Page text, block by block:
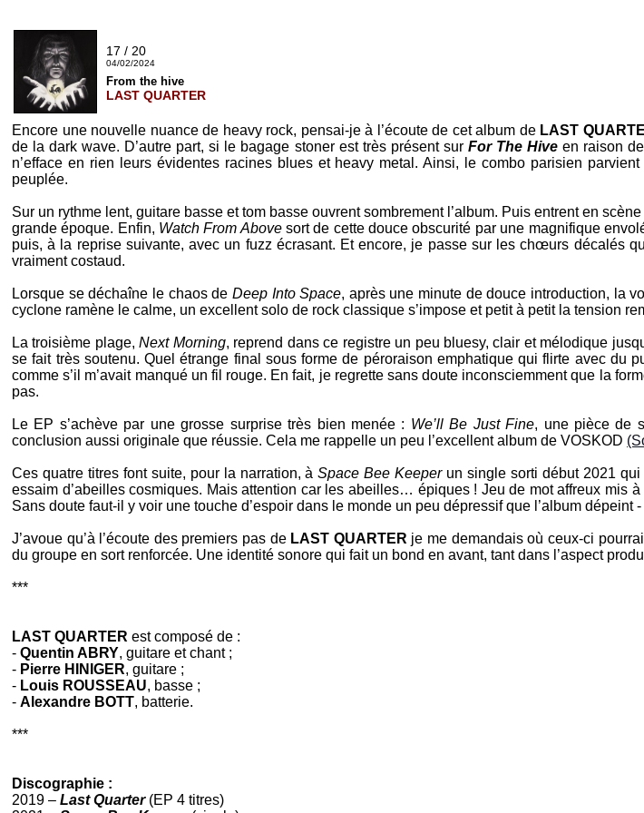
17 / 20
04/02/2024
From the hive
LAST QUARTER
Encore une nouvelle nuance de heavy rock, pensai-je à l’écoute de cet album de LAST
de la dark wave. D’autre part, si le bagage stoner est très présent sur For The Hiveen raison de
n’efface en rien leurs évidentes racines blues et heavy metal. Ainsi, le combo parisien
peuplée.
Sur un rythme lent, guitare basse et tom basse ouvrent sombrement l’album. Puis entrent en
grande époque. Enfin, Watch From Abovesort de cette douce obscurité par une magnifique
puis, à la reprise suivante, avec un fuzz écrasant. Et encore, je passe sur les chœurs décalés
vraiment costaud.
Lorsque se déchaîne le chaos de Deep Into Space, après une minute de douce introduction, la
cyclone ramène le calme, un excellent solo de rock classique s’impose et petit à petit la tension
La troisième plage,Next Morning, reprend dans ce registre un peu bluesy, clair et mélodique
se fait très soutenu. Quel étrange final sous forme de péroraison emphatique qui flirte avec du
comme s’il m’avait manqué un fil rouge. En fait, je regrette sans doute inconsciemment que la
pas.
Le EP s’achève par une grosse surprise très bien menée : We’ll Be Just Fine, une pièce de
conclusion aussi originale que réussie. Cela me rappelle un peu l’excellent album de VOSKOD
Ces quatre titres font suite, pour la narration, àSpace Bee Keeperun single sorti début 2021 qui
essaim d’abeilles cosmiques. Mais attention car les abeilles… épiques ! Jeu de mot affreux mis à
Sans doute faut-il y voir une touche d’espoir dans le monde un peu dépressif que l’album
J’avoue qu’à l’écoute des premiers pas de LAST QUARTER je me demandais où ceux-ci
du groupe en sort renforcée. Une identité sonore qui fait un bond en avant, tant dans l’aspect
***
LAST QUARTER est composé de :
- Quentin ABRY, guitare et chant ;
- Pierre HINIGER, guitare ;
- Louis ROUSSEAU, basse ;
- Alexandre BOTT, batterie.
***
Discographie :
2019 – Last Quarter(EP 4 titres)